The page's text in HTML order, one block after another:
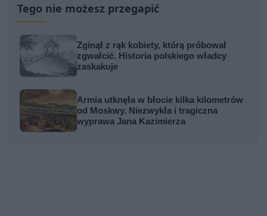
Tego nie możesz przegapić
Zginął z rąk kobiety, którą próbował
zgwałcić. Historia polskiego władcy
zaskakuje
Armia utknęła w błocie kilka kilometrów
od Moskwy. Niezwykła i tragiczna
wyprawa Jana Kazimierza